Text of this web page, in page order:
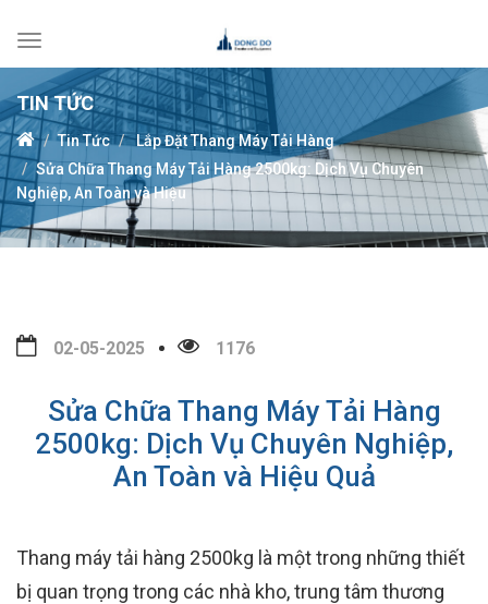
Toggle
navigation
TIN TỨC
Tin Tức
Lắp Đặt Thang Máy Tải Hàng
Sửa Chữa Thang Máy Tải Hàng 2500kg: Dịch Vụ Chuyên
Nghiệp, An Toàn và Hiệu
02-05-2025 1176
Sửa Chữa Thang Máy Tải Hàng
2500kg: Dịch Vụ Chuyên Nghiệp,
An Toàn và Hiệu Quả
Thang máy tải hàng 2500kg là một trong những thiết
bị quan trọng trong các nhà kho, trung tâm thương